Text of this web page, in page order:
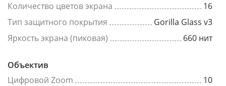
Количество цветов экрана
16
Тип защитного покрытия
Gorilla Glass v3
Яркость экрана (пиковая)
660 нит
Объектив
Цифровой Zoom
10